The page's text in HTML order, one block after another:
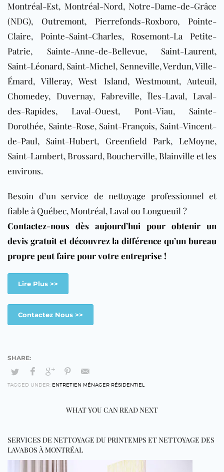
Montréal-Est, Montréal-Nord, Notre-Dame-de-Grâce
(NDG), Outremont, Pierrefonds-Roxboro, Pointe-
Claire, Pointe-Saint-Charles, Rosemont-La Petite-
Patrie, Sainte-Anne-de-Bellevue, Saint-Laurent,
Saint-Léonard, Saint-Michel, Senneville,Verdun, Ville-
Émard,Villeray, West Island, Westmount, Auteuil,
Chomedey, Duvernay, Fabreville, Îles-Laval, Laval-
des-Rapides, Laval-Ouest, Pont-Viau, Sainte-
Dorothée, Sainte-Rose, Saint-François, Saint-Vincent-
de-Paul, Saint-Hubert, Greenfield Park, LeMoyne,
Saint-Lambert, Brossard, Boucherville, Blainville et les
environs.
Besoin d’un service de nettoyage professionnel et
fiable à Québec, Montréal, Laval ou Longueuil ?
Contactez-nous dès aujourd’hui pour obtenir un
devis gratuit et découvrez la différence qu’un bureau
propre peut faire pour votre entreprise !
Lire Plus >>
Contactez Nous >>
TAGGED UNDER: ENTRETIEN MÉNAGER RÉSIDENTIEL
WHAT YOU CAN READ NEXT
SERVICES DE NETTOYAGE DU PRINTEMPS ET NETTOYAGE DES
LAVABOS À MONTRÉAL